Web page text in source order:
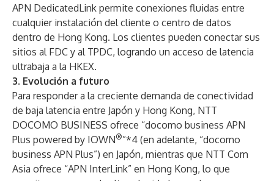
APN DedicatedLink permite conexiones fluidas entre
cualquier instalación del cliente o centro de datos
dentro de Hong Kong. Los clientes pueden conectar sus
sitios al FDC y al TPDC, logrando un acceso de latencia
ultrabaja a la HKEX.
3. Evolución a futuro
Para responder a la creciente demanda de conectividad
de baja latencia entre Japón y Hong Kong, NTT
DOCOMO BUSINESS ofrece “docomo business APN
Plus powered by IOWN®”*4 (en adelante, “docomo
business APN Plus”) en Japón, mientras que NTT Com
Asia ofrece “APN InterLink” en Hong Kong, lo que